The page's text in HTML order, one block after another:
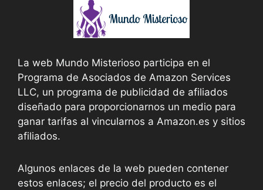
La web Mundo Misterioso participa en el
Programa de Asociados de Amazon Services
LLC, un programa de publicidad de afiliados
diseñado para proporcionarnos un medio para
ganar tarifas al vincularnos a Amazon.es y sitios
afiliados.
Algunos enlaces de la web pueden contener
estos enlaces; el precio del producto es el